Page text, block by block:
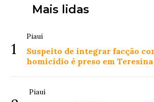
Mais lidas
1
Piauí
Suspeito de integrar facção
homicídio é preso em Teresina
Piauí